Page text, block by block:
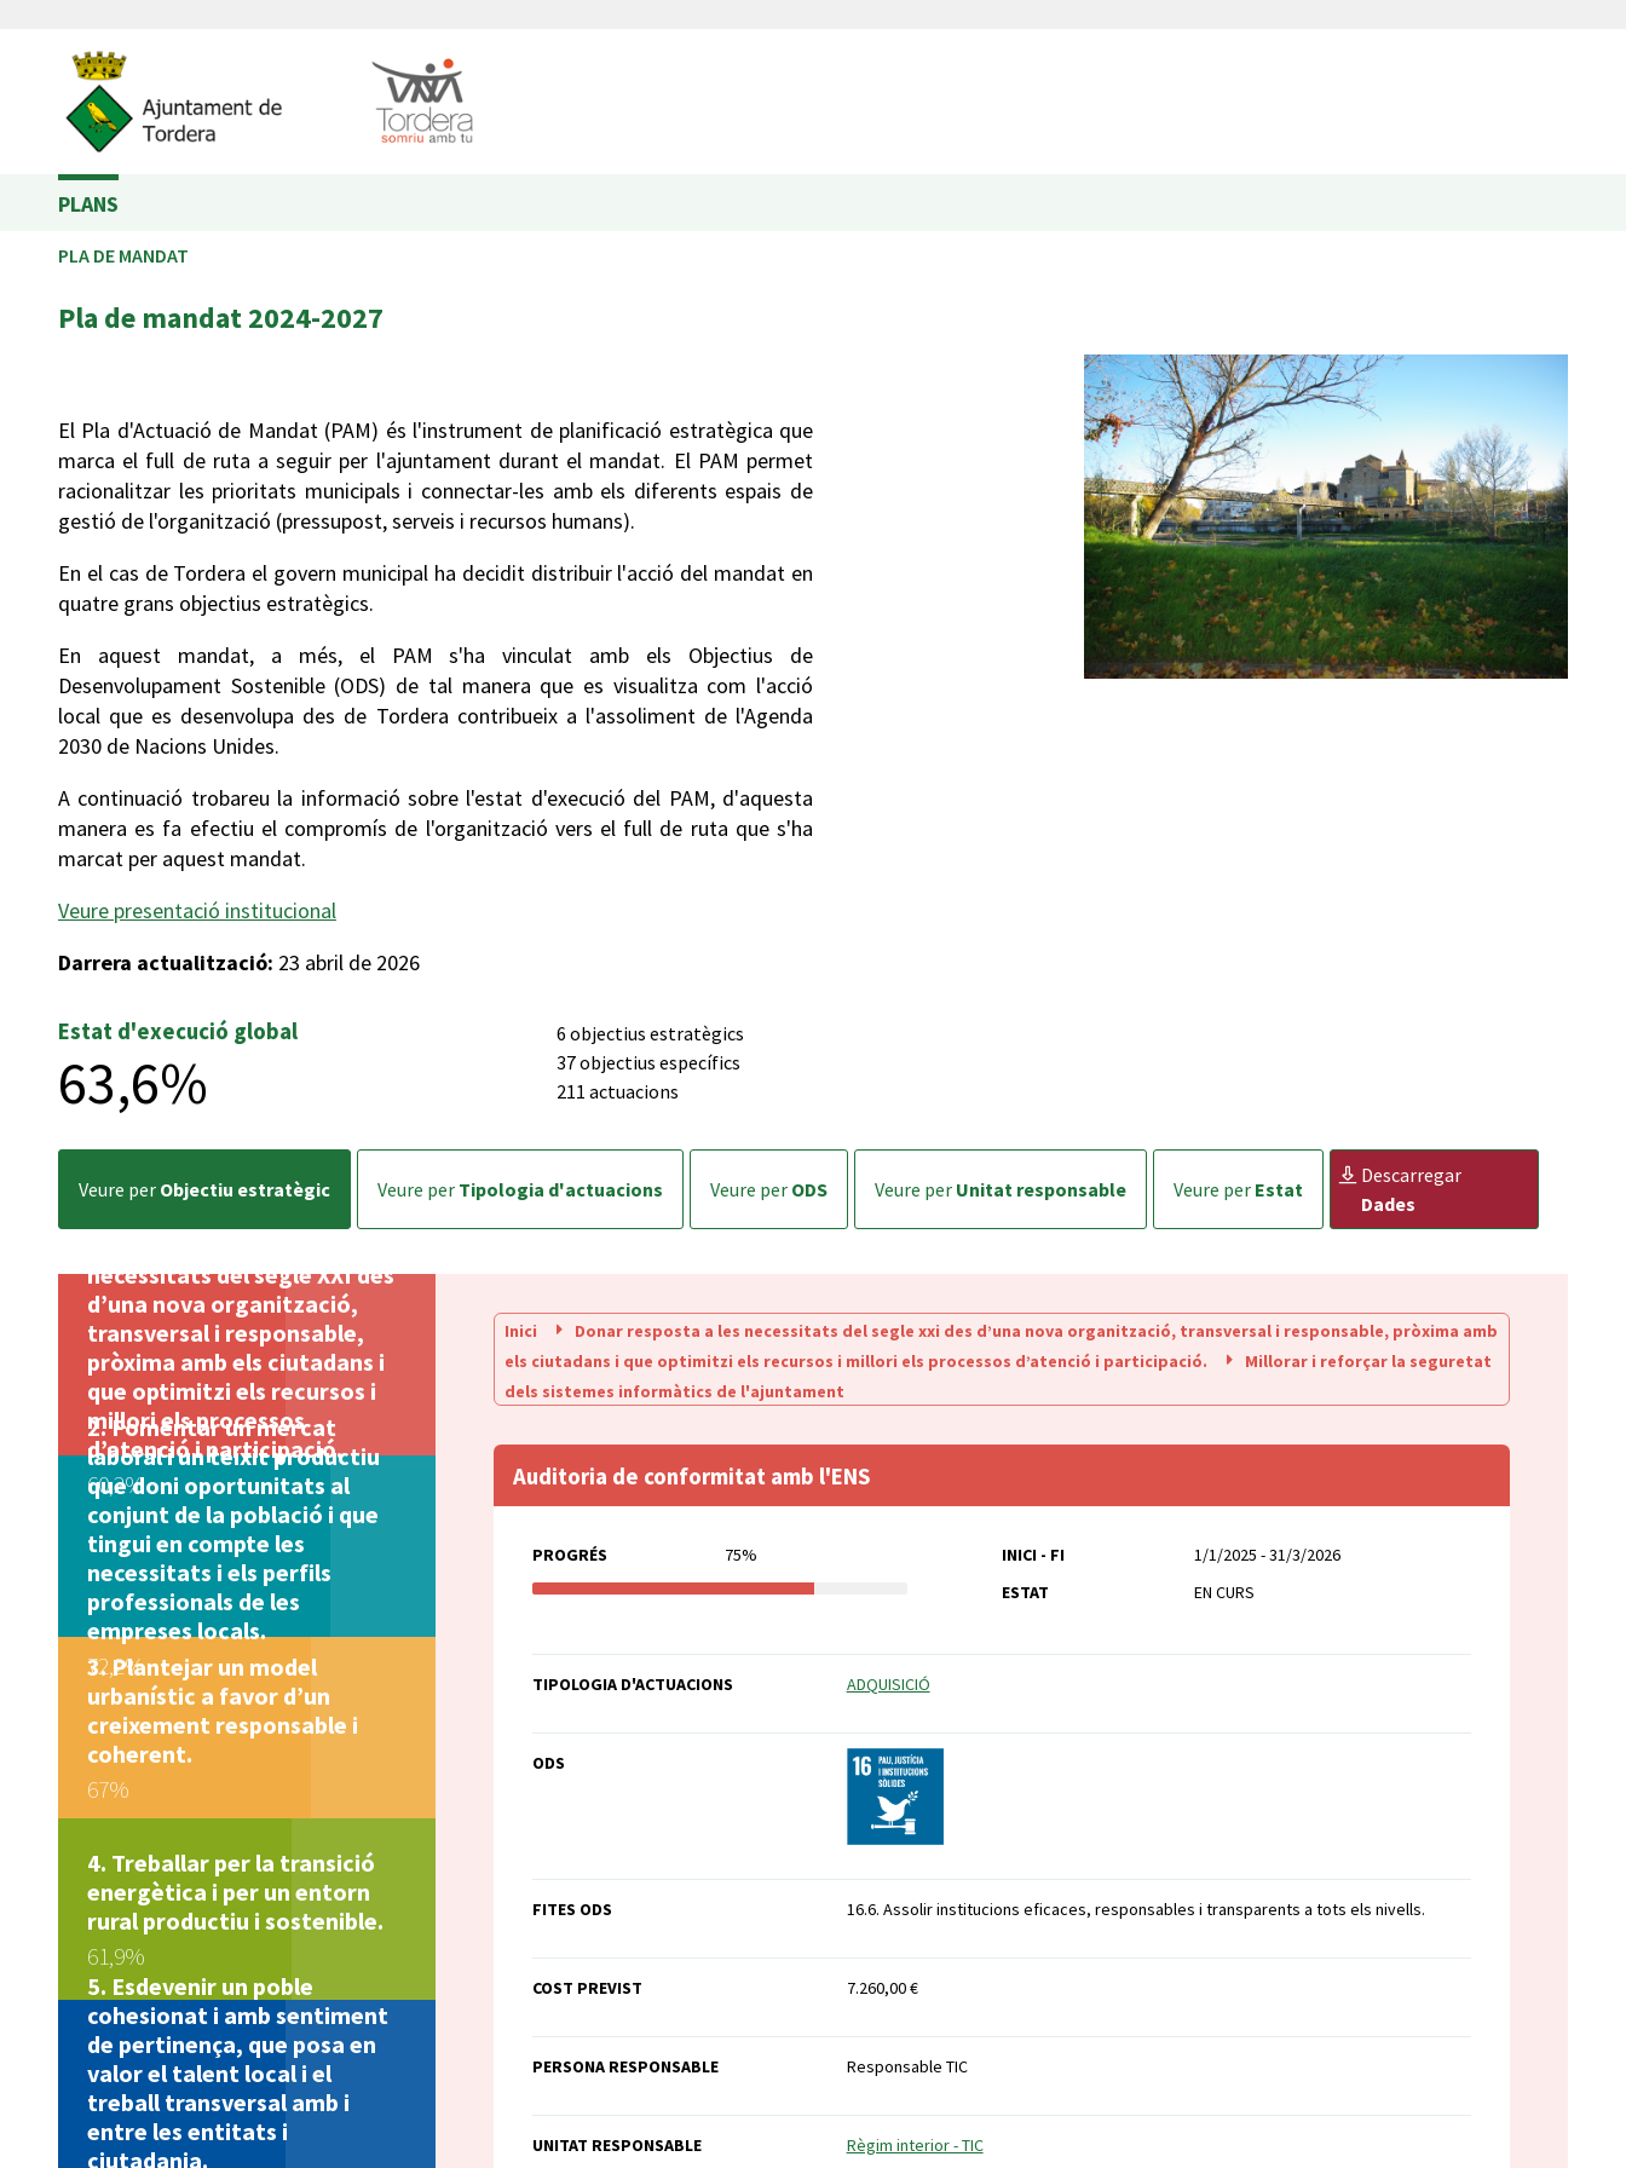
PLANS
PLA DE MANDAT
Pla de mandat 2024-2027
El Pla d'Actuació de Mandat (PAM) és l'instrument de planificació estratègica que
marca el full de ruta a seguir per l'ajuntament durant el mandat. El PAM permet
racionalitzar les prioritats municipals i connectar-les amb els diferents espais de
gestió de l'organització (pressupost, serveis i recursos humans).
En el cas de Tordera el govern municipal ha decidit distribuir l'acció del mandat en
quatre grans objectius estratègics.
En aquest mandat, a més, el PAM s'ha vinculat amb els Objectius de
Desenvolupament Sostenible (ODS) de tal manera que es visualitza com l'acció
local que es desenvolupa des de Tordera contribueix a l'assoliment de l'Agenda
2030 de Nacions Unides.
A continuació trobareu la informació sobre l'estat d'execució del PAM, d'aquesta
manera es fa efectiu el compromís de l'organització vers el full de ruta que s'ha
marcat per aquest mandat.
Veure presentació institucional
Darrera actualització: 23 abril de 2026
Estat d'execució global
63,6%
6 objectius estratègics
37 objectius específics
211 actuacions
veure per Objectiu estratègic veure per Tipologia d'actuacions veure per ODS veure per Unitat responsable veure per Estat
descarregar
Dades
necessitats del segle XXI des
d’una nova organització,
transversal i responsable,
pròxima amb els ciutadans i
que optimitzi els recursos i
millori els processos
d’atenció i participació.
60,2%
Fomentar un mercat
laboral i un teixit productiu
que doni oportunitats al
conjunt de la població i que
tingui en compte les
necessitats i els perfils
professionals de les
empreses locals.
72,2%
Plantejar un model
urbanístic a favor d’un
creixement responsable i
coherent.
67%
Treballar per la transició
energètica i per un entorn
rural productiu i sostenible.
61,9%
Esdevenir un poble
cohesionat i amb sentiment
de pertinença, que posa en
valor el talent local i el
treball transversal amb i
entre les entitats i
ciutadania.
Inici
Donar resposta a les necessitats del segle xxi des d’una nova organització, transversal i responsable, pròxima amb
els ciutadans i que optimitzi els recursos i millori els processos d’atenció i participació.
Millorar i reforçar la seguretat
dels sistemes informàtics de l'ajuntament
Auditoria de conformitat amb l'ENS
PROGRÉS 75% INICI - FI
1/1/2025 - 31/3/2026
ESTAT
EN CURS
TIPOLOGIA D'ACTUACIONS ADQUISICIÓ
ODS
FITES ODS 16.6. Assolir institucions eficaces, responsables i transparents a tots els nivells.
COST PREVIST 7.260,00 €
PERSONA RESPONSABLE Responsable TIC
UNITAT RESPONSABLE Règim interior - TIC